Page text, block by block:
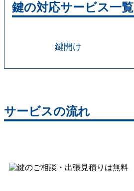
鍵の対応サービス一覧
鍵開け
サービスの流れ